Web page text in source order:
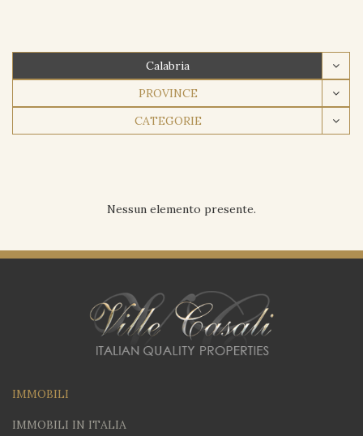
Calabria
PROVINCE
CATEGORIE
Nessun elemento presente.
IMMOBILI
IMMOBILI IN ITALIA